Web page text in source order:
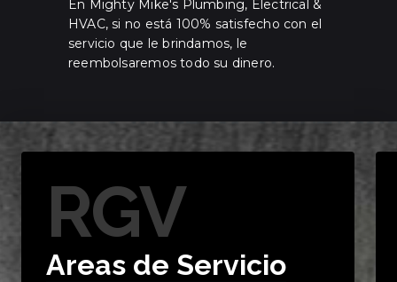
En Mighty Mike's Plumbing, Electrical &
HVAC, si no está 100% satisfecho con el
servicio que le brindamos, le
reembolsaremos todo su dinero.
RGV
Areas de Servicio